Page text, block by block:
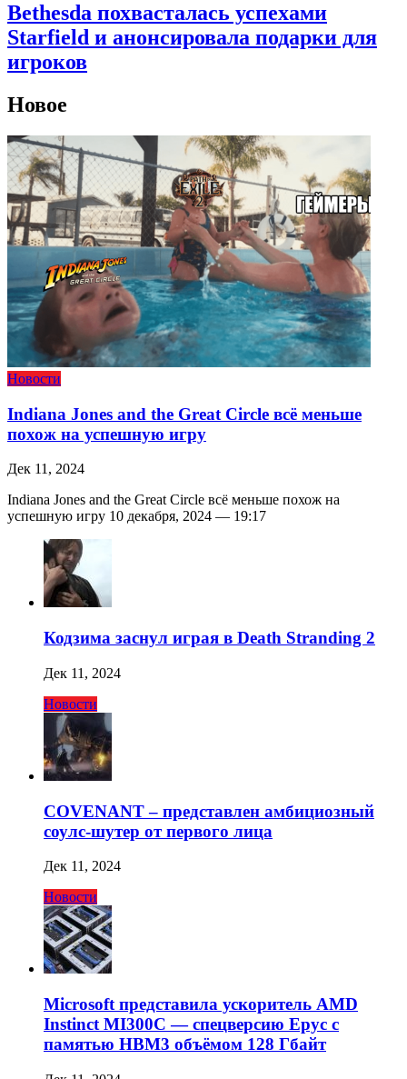
Bethesda похвасталась успехами
Starfield и анонсировала подарки для
игроков
Новое
Новости
Indiana Jones and the Great Circle всё меньше
похож на успешную игру
Дек 11, 2024
Indiana Jones and the Great Circle всё меньше похож на
успешную игру 10 декабря, 2024 — 19:17
Кодзима заснул играя в Death Stranding 2
Дек 11, 2024
Новости
COVENANT – представлен амбициозный
соулс-шутер от первого лица
Дек 11, 2024
Новости
Microsoft представила ускоритель AMD
Instinct MI300C — спецверсию Epyc с
памятью HBM3 объёмом 128 Гбайт